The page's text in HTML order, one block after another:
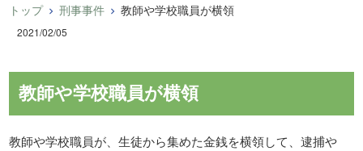
トップ 刑事事件 教師や学校職員が横領
2021/02/05
教師や学校職員が横領
教師や学校職員が、生徒から集めた金銭を横領して、逮捕や